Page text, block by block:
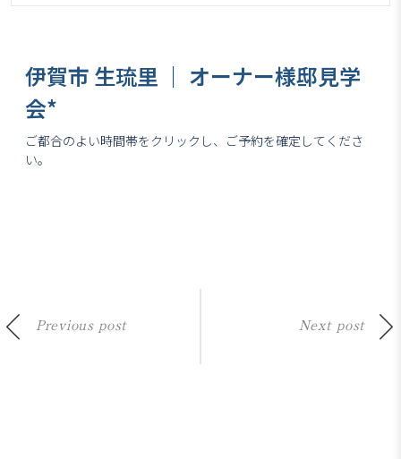
Previous post Next post